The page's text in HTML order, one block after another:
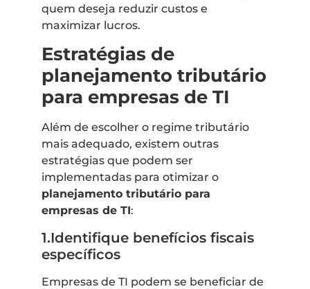
quem deseja reduzir custos e
maximizar lucros.
Estratégias de
planejamento tributário
para empresas de TI
Além de escolher o regime tributário
mais adequado, existem outras
estratégias que podem ser
implementadas para otimizar o
planejamento tributário para
empresas de TI:
1.Identifique benefícios fiscais
específicos
Empresas de TI podem se beneficiar de